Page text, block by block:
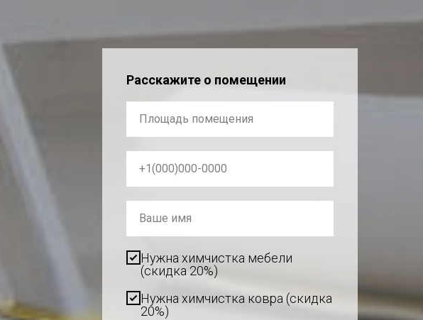
Расскажите о помещении
Площадь помещения
+1(000)000-0000
Ваше имя
Нужна химчистка мебели
(скидка 20%)
Нужна химчистка ковра (скидка
20%)